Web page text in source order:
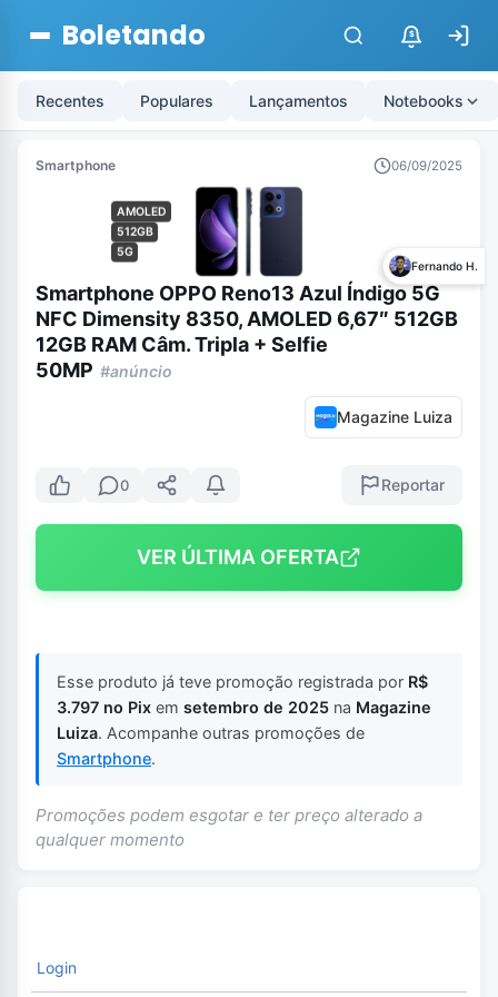
Boletando $
Recentes Populares Lançamentos Notebooks
Smartphone 06/09/2025
AMOLED
512GB
5G
Fernando H.
Smartphone OPPO Reno13 Azul Índigo 5G
NFC Dimensity 8350, AMOLED 6,67″ 512GB
12GB RAM Câm. Tripla + Selfie
50MP #anúncio
Magazine Luiza
0 Reportar
VER ÚLTIMA OFERTA
Esse produto já teve promoção registrada por R$
3.797 no Pix em setembro de 2025 na Magazine
Luiza. Acompanhe outras promoções de
Smartphone.
Promoções podem esgotar e ter preço alterado a
qualquer momento
Login